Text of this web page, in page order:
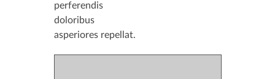
perferendis
doloribus
asperiores repellat.